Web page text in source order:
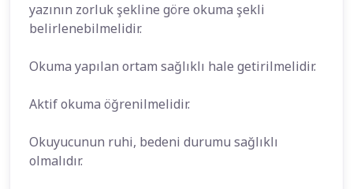
yazının zorluk şekline göre okuma şekli
belirlenebilmelidir.
Okuma yapılan ortam sağlıklı hale getirilmelidir.
Aktif okuma öğrenilmelidir.
Okuyucunun ruhi, bedeni durumu sağlıklı
olmalıdır.